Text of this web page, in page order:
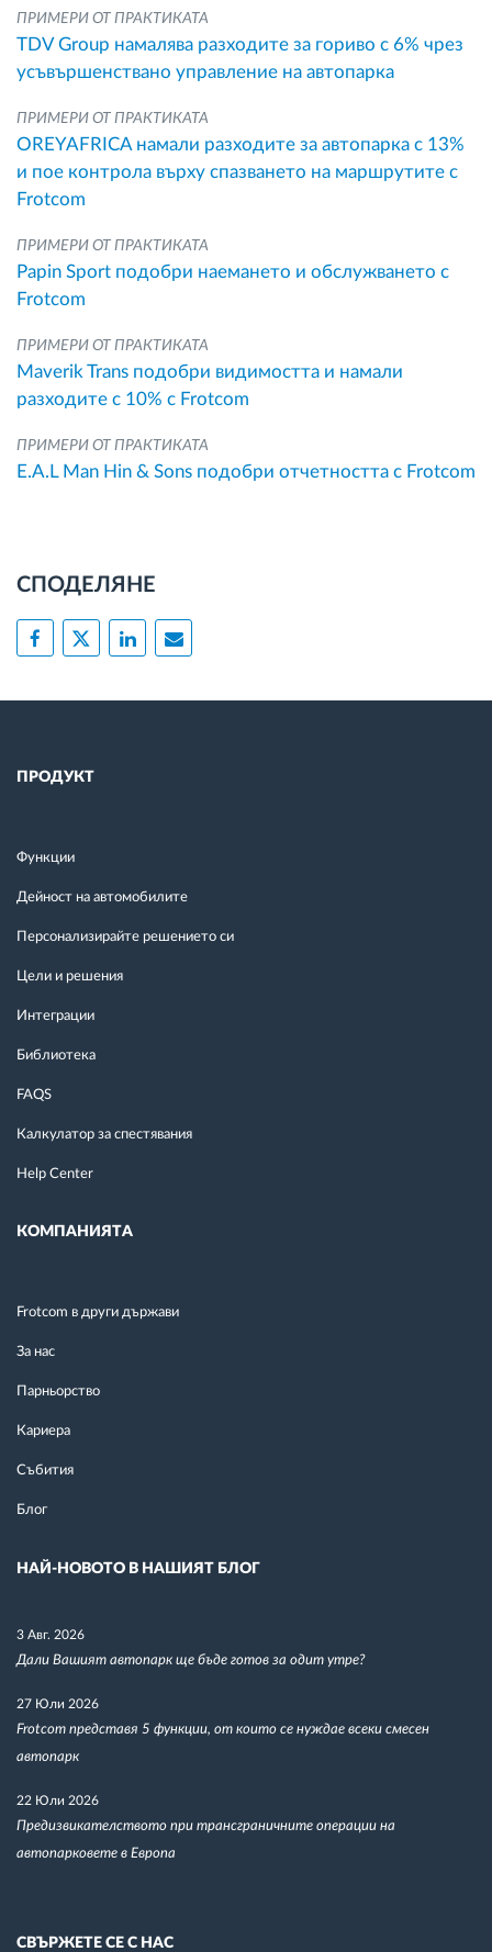
ПРИМЕРИ ОТ ПРАКТИКАТА
TDV Group намалява разходите за гориво с 6% чрез
усъвършенствано управление на автопарка
ПРИМЕРИ ОТ ПРАКТИКАТА
OREYAFRICA намали разходите за автопарка с 13%
и пое контрола върху спазването на маршрутите с
Frotcom
ПРИМЕРИ ОТ ПРАКТИКАТА
Papin Sport подобри наемането и обслужването с
Frotcom
ПРИМЕРИ ОТ ПРАКТИКАТА
Maverik Trans подобри видимостта и намали
разходите с 10% с Frotcom
ПРИМЕРИ ОТ ПРАКТИКАТА
E.A.L Man Hin & Sons подобри отчетността с Frotcom
СПОДЕЛЯНЕ
ПРОДУКТ
Функции
Дейност на автомобилите
Персонализирайте решението си
Цели и решения
Интеграции
Библиотека
FAQS
Калкулатор за спестявания
Help Center
КОМПАНИЯТА
Frotcom в други държави
За нас
Парньорство
Кариера
Събития
Блог
НАЙ-НОВОТО В НАШИЯТ БЛОГ
3 Авг. 2026
Дали Вашият автопарк ще бъде готов за одит утре?
27 Юли 2026
Frotcom представя 5 функции, от които се нуждае всеки смесен
автопарк
22 Юли 2026
Предизвикателството при трансграничните операции на
автопарковете в Европа
СВЪРЖЕТЕ СЕ С НАС